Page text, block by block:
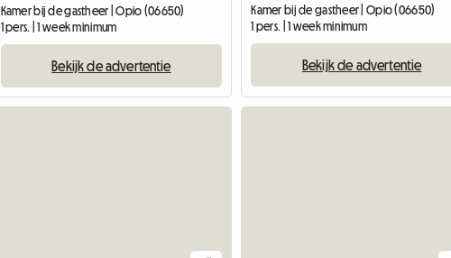
Kamer bij de gastheer | Opio (06650)
1 pers. | 1 week minimum
Bekijk de advertentie
Kamer bij de gastheer | Opio (06650)
1 pers. | 1 week minimum
Bekijk de advertentie